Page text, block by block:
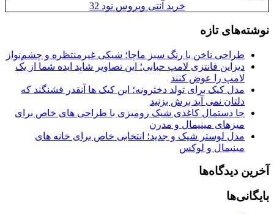
خرید آنتی ویروس نود 32
نوشته‌های تازه
طراحی ناخن با رنگ سبز ماچا؛ شیکی غیرمنتظره و چشم‌نواز
دیزاین فانتزی لامپ حبابی؛ این تصاویر شاید ایده شما از یک
لامپ را عوض کنند
مدل کیک برای تولد دخترونه؛ این کیک ها آنقدر قشنگند که
دلتان نمی آید برش بزنید
جا دستمال کاغذی شیک رومیزی با طراحی های خاص برای
میزهای مینیمال و مدرن
مدل لوستر شیک و جدید؛ انتخابی خاص برای خانه های
مینیمال و لوکس
آخرین دیدگاه‌ها
بایگانی‌ها